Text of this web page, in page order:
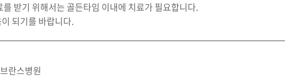
받기 위해서는 골든타임 이내에 치료가 필요합니다.
되기를 바랍니다.
란스병원